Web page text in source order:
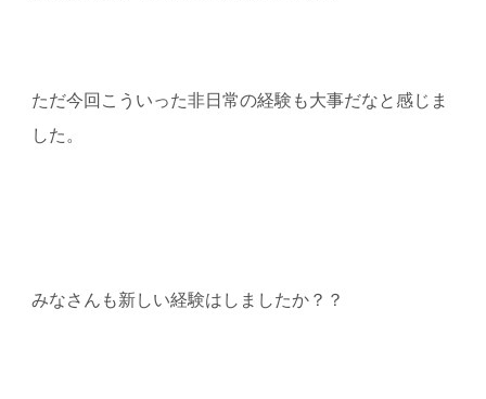
ただ今回こういった非日常の経験も大事だなと感じま
した。
みなさんも新しい経験はしましたか？？